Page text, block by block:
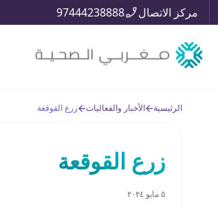
مركز الاتصال 97444238888
الرئيسية الأخبار والفعاليات زرع القوقعة
زرع القوقعة
٥ مايو ٢٠٢٤